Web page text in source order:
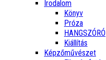
Irodalom
Könyv
Próza
HANGSZÓRÓ
Kiállítás
Képzőművészet